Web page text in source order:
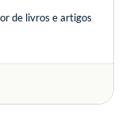
de livros e artigos